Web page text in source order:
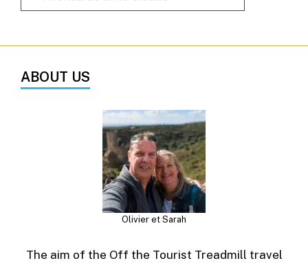
ABOUT US
Olivier et Sarah
The aim of the Off the Tourist Treadmill travel